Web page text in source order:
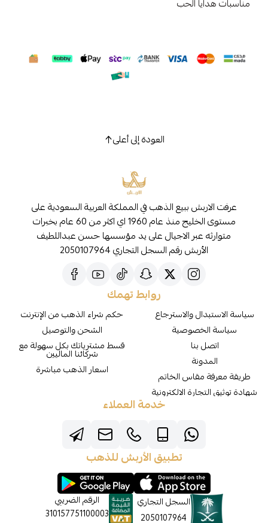
مناسبات هدايا الحب
العودة إلى أعلى
عرفت الاربش ببيع الذهب في المملكة العربية السعودية على
مستوى الخليج منذ عام 1960 اي اكثر من 60 عام بخبرات
متوارثه عبر الاجيال على يد مؤسسها حسن عبداللطيف
الأربش رقم السجل التجاري 2050107964
روابط تهمك
سياسة الاستبدال والاسترجاع
سياسة الخصوصية
اتصل بنا
المدونة
طريقة معرفة مقاس الخاتم
شهادة توثيق التجارة الالكترونية
حكم شراء الذهب من الإنترنت
الشحن والتوصيل
قسط مشترياتك بكل سهولة مع
شركائنا الماليين
اسعار الذهب مباشرة
خدمة العملاء
تطبيق الأربش للذهب
السجل التجاري
2050107964
الرقم الضريبي
310157751100003